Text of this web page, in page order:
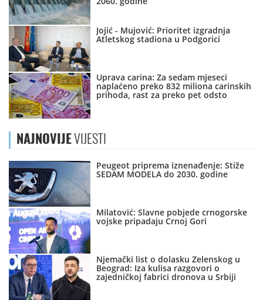
Jojić - Mujović: Prioritet izgradnja
Atletskog stadiona u Podgorici
Uprava carina: Za sedam mjeseci
naplaćeno preko 832 miliona carinskih
prihoda, rast za preko pet odsto
NAJNOVIJEVIJESTI
Peugeot priprema iznenađenje: Stiže
SEDAM MODELA do 2030. godine
Milatović: Slavne pobjede crnogorske
vojske pripadaju Crnoj Gori
Njemački list o dolasku Zelenskog u
Beograd: Iza kulisa razgovori o
zajedničkoj fabrici dronova u Srbiji